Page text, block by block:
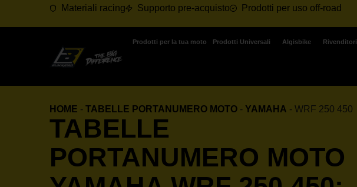
Materiali racing Supporto pre-acquisto Prodotti per uso off-road
Prodotti per la tua moto Prodotti Universali Algisbike Rivenditori
HOME -TABELLE PORTANUMERO MOTO - YAMAHA -WRF 250 450
TABELLE
PORTANUMERO MOTO